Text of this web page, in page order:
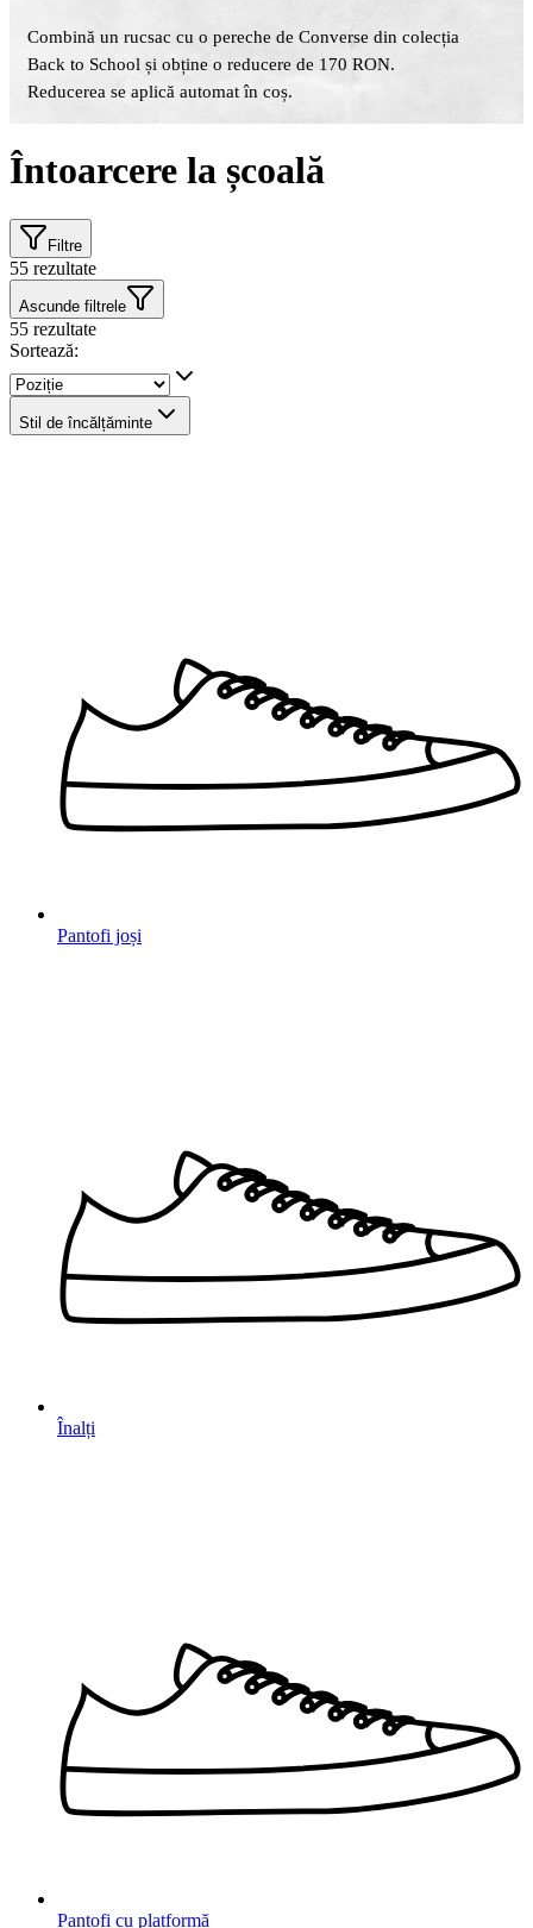
Combină un rucsac cu o pereche de Converse din colecția
Back to School și obține o reducere de 170 RON.
Reducerea se aplică automat în coș.
Întoarcere la școală
Filtre
55 rezultate
Ascunde filtrele
55 rezultate
Sortează:
Stil de încălțăminte
Pantofi joși
Înalți
Pantofi cu platformă